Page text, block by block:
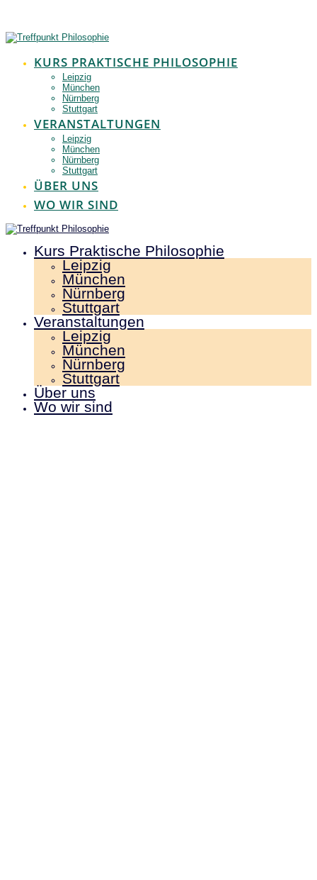
springen
KURS PRAKTISCHE PHILOSOPHIE
Leipzig
München
Nürnberg
Stuttgart
VERANSTALTUNGEN
Leipzig
München
Nürnberg
Stuttgart
ÜBER UNS
WO WIR SIND
Kurs Praktische Philosophie
Leipzig
München
Nürnberg
Stuttgart
Veranstaltungen
Leipzig
München
Nürnberg
Stuttgart
Über uns
Wo wir sind